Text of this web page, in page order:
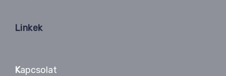
Linkek
Kapcsolat